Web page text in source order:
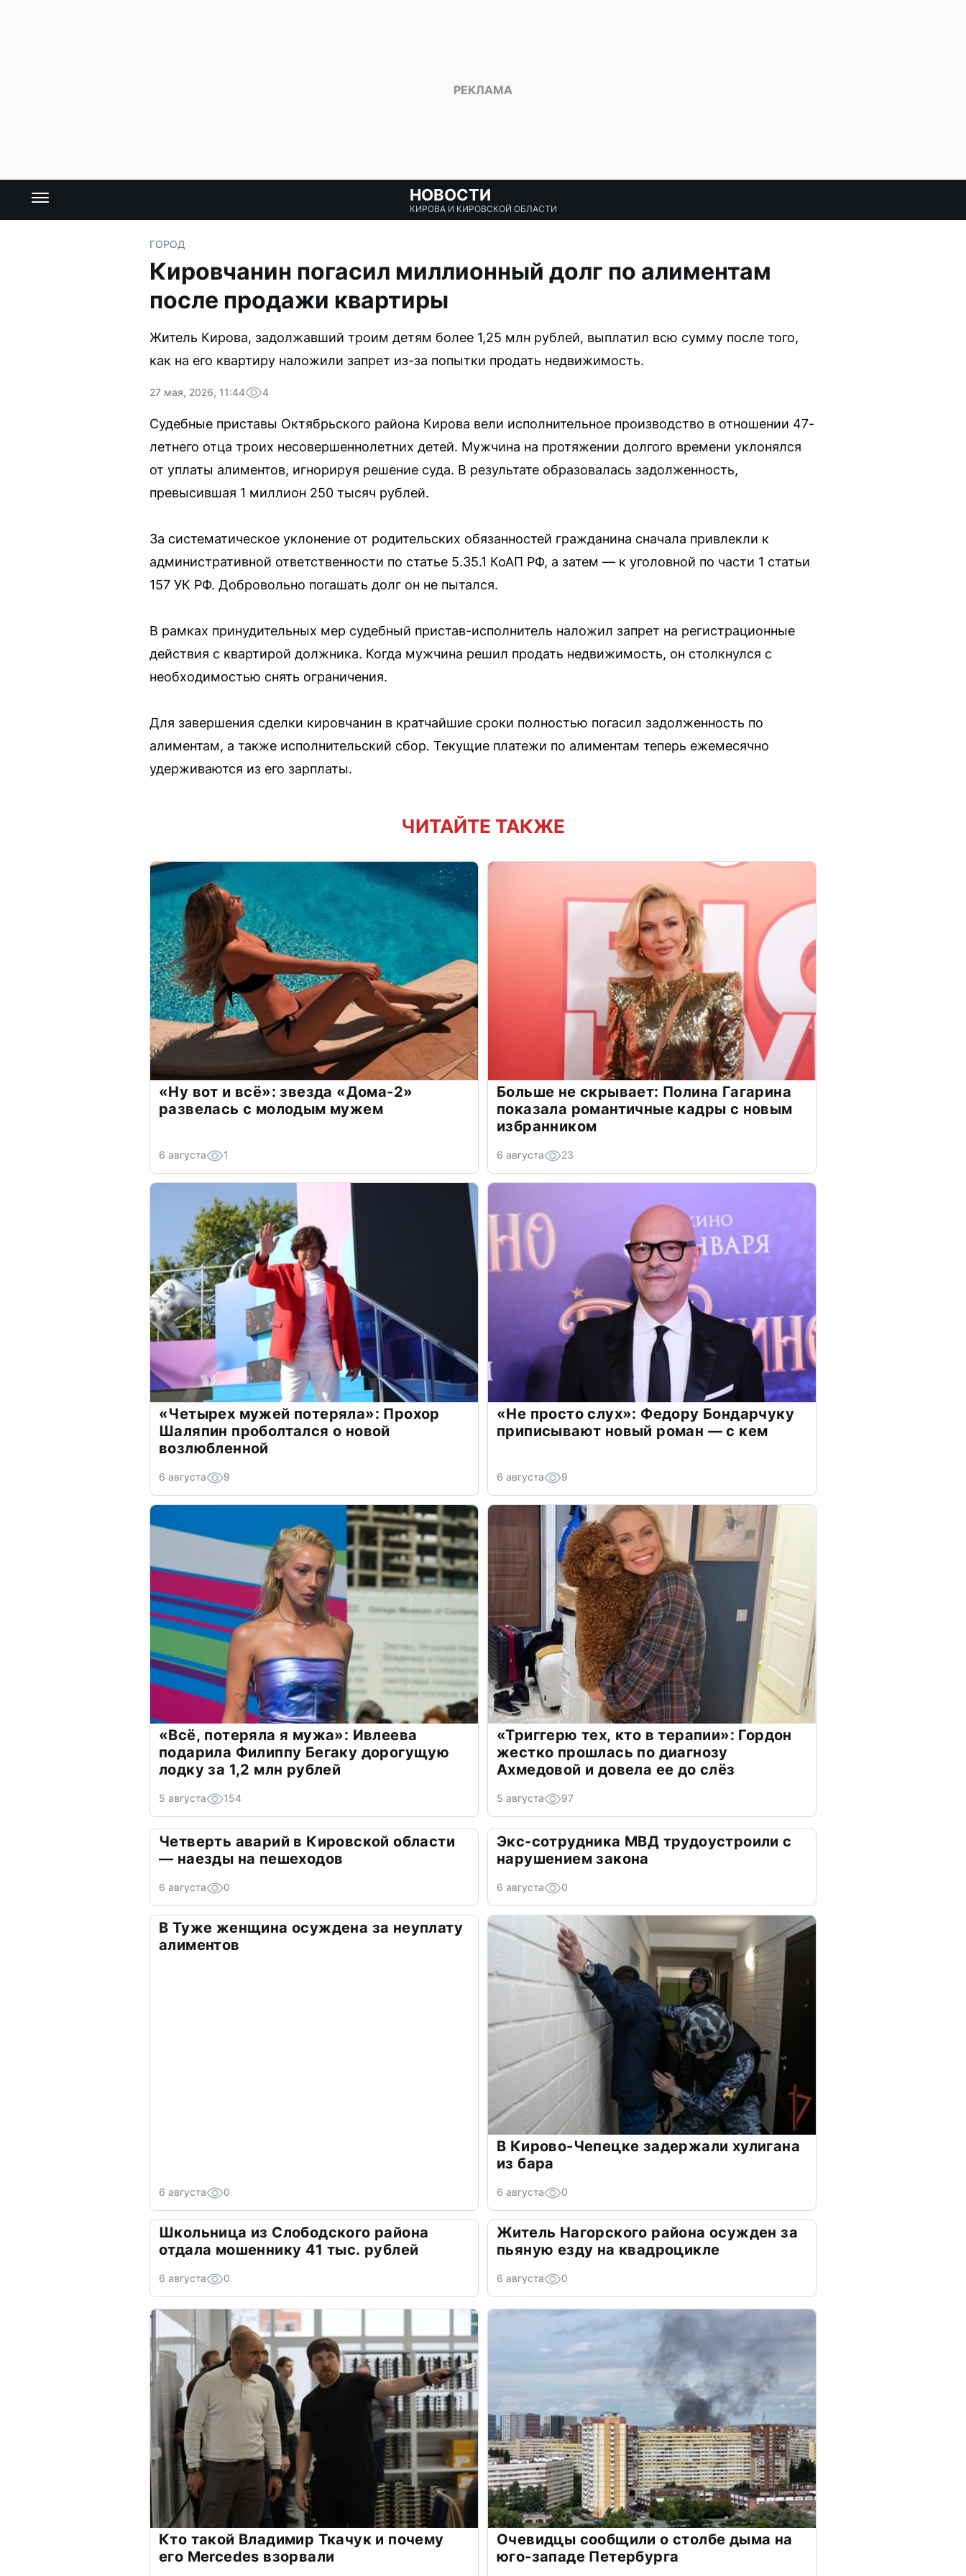
НОВОСТИ
КИРОВА И КИРОВСКОЙ ОБЛАСТИ
ГОРОД
Кировчанин погасил миллионный долг по алиментам
после продажи квартиры
Житель Кирова, задолжавший троим детям более 1,25 млн рублей, выплатил всю сумму после того,
как на его квартиру наложили запрет из-за попытки продать недвижимость.
27 мая, 2026, 11:44 4
Судебные приставы Октябрьского района Кирова вели исполнительное производство в отношении 47-
летнего отца троих несовершеннолетних детей. Мужчина на протяжении долгого времени уклонялся
от уплаты алиментов, игнорируя решение суда. В результате образовалась задолженность,
превысившая 1 миллион 250 тысяч рублей.
За систематическое уклонение от родительских обязанностей гражданина сначала привлекли к
административной ответственности по статье 5.35.1 КоАП РФ, а затем — к уголовной по части 1 статьи
157 УК РФ. Добровольно погашать долг он не пытался.
В рамках принудительных мер судебный пристав-исполнитель наложил запрет на регистрационные
действия с квартирой должника. Когда мужчина решил продать недвижимость, он столкнулся с
необходимостью снять ограничения.
Для завершения сделки кировчанин в кратчайшие сроки полностью погасил задолженность по
алиментам, а также исполнительский сбор. Текущие платежи по алиментам теперь ежемесячно
удерживаются из его зарплаты.
ЧИТАЙТЕ ТАКЖЕ
«Ну вот и всё»: звезда «Дома-2»
развелась с молодым мужем
6 августа 1
Больше не скрывает: Полина Гагарина
показала романтичные кадры с новым
избранником
6 августа 23
«Четырех мужей потеряла»: Прохор
Шаляпин проболтался о новой
возлюбленной
6 августа 9
«Не просто слух»: Федору Бондарчуку
приписывают новый роман — с кем
6 августа 9
«Всё, потеряла я мужа»: Ивлеева
подарила Филиппу Бегаку дорогущую
лодку за 1,2 млн рублей
5 августа 154
«Триггерю тех, кто в терапии»: Гордон
жестко прошлась по диагнозу
Ахмедовой и довела ее до слёз
5 августа 97
Четверть аварий в Кировской области
— наезды на пешеходов
6 августа 0
Экс-сотрудника МВД трудоустроили с
нарушением закона
6 августа 0
В Туже женщина осуждена за неуплату
алиментов
6 августа 0
В Кирово-Чепецке задержали хулигана
из бара
6 августа 0
Школьница из Слободского района
отдала мошеннику 41 тыс. рублей
6 августа 0
Житель Нагорского района осужден за
пьяную езду на квадроцикле
6 августа 0
Кто такой Владимир Ткачук и почему
его Mercedes взорвали
Очевидцы сообщили о столбе дыма на
юго-западе Петербурга